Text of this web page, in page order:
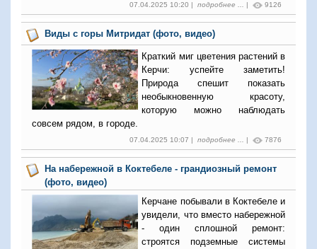
07.04.2025 10:20 | подробнее ... | 9126
Виды с горы Митридат (фото, видео)
Краткий миг цветения растений в
Керчи: успейте заметить!
Природа спешит показать
необыкновенную красоту,
которую можно наблюдать
совсем рядом, в городе.
07.04.2025 10:07 | подробнее ... | 7876
На набережной в Коктебеле - грандиозный ремонт
(фото, видео)
Керчане побывали в Коктебеле и
увидели, что вместо набережной
- один сплошной ремонт:
строятся подземные системы